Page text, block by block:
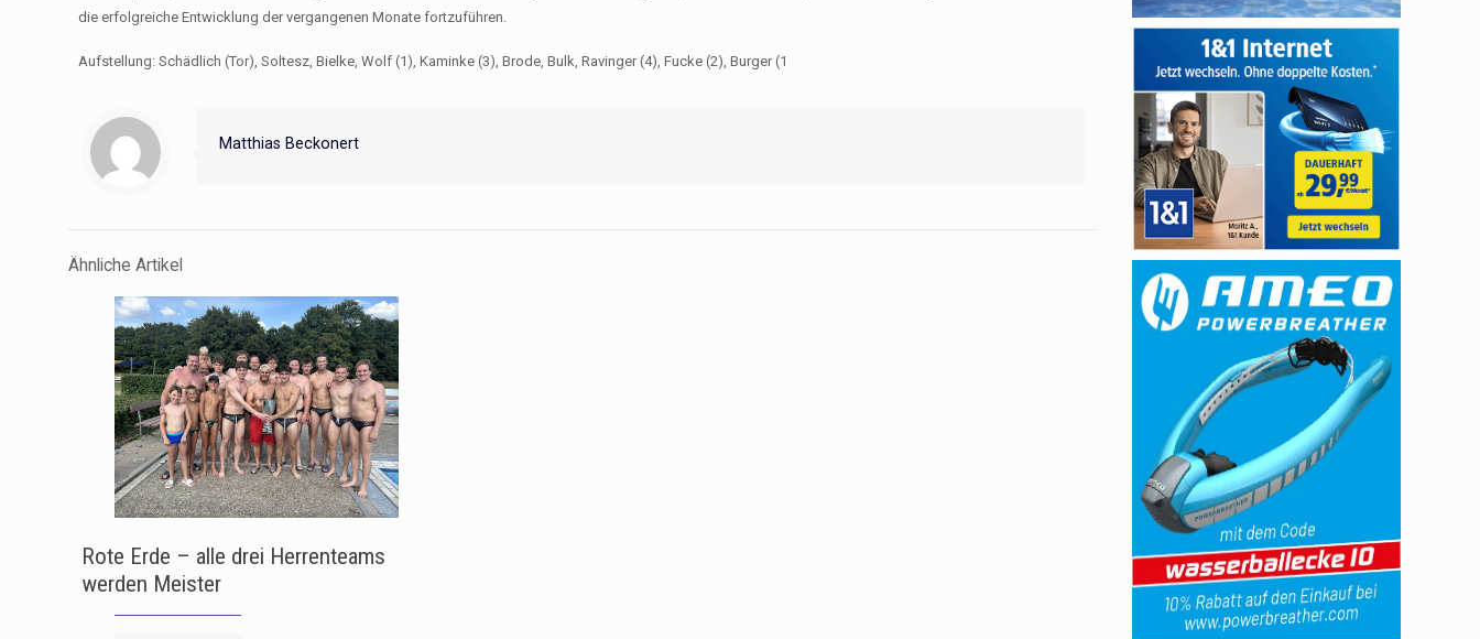
die erfolgreiche Entwicklung der vergangenen Monate fortzuführen.
Aufstellung: Schädlich (Tor), Soltesz, Bielke, Wolf (1), Kaminke (3), Brode, Bulk, Ravinger (4), Fucke (2), Burger (1
Matthias Beckonert
Ähnliche Artikel
Rote Erde – alle drei Herrenteams
werden Meister